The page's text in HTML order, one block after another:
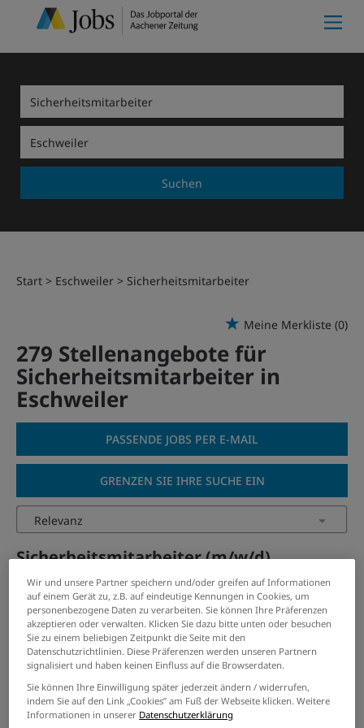
Suchen
Start Eschweiler Sicherheitsmitarbeiter
Meine Merkliste (0)
279 Stellenangebote für
Sicherheitsmitarbeiter in
Eschweiler
PASSENDE JOBS PER E-MAIL
GRENZEN SIE IHRE SUCHE EIN
Sicherheitsmitarbeiter (m/w/d)
im Pforten-/Empfangsdienst -
Alsdorf
30.07.2026 /KÖTTER SE & Co. KG Security, Düsseldorf
/ Alsdorf
Wir und unsere Partner speichern und/oder greifen auf Informationen
auf einem Gerät zu, z.B. auf eindeutige Kennungen in Cookies, um
personenbezogene Daten zu verarbeiten. Sie können Ihre Präferenzen
akzeptieren oder verwalten. Klicken Sie dazu bitte unten oder besuchen
Sie zu einem beliebigen Zeitpunkt die Seite mit den
Datenschutzrichtlinien. Diese Präferenzen werden unseren Partnern
signalisiert und haben keinen Einfluss auf die Browserdaten.
Sie können Ihre Einwilligung später jederzeit ändern / widerrufen,
indem Sie auf den Link „Cookies” am Fuß der Webseite klicken. Weitere
Informationen in unserer Datenschutzerklärung